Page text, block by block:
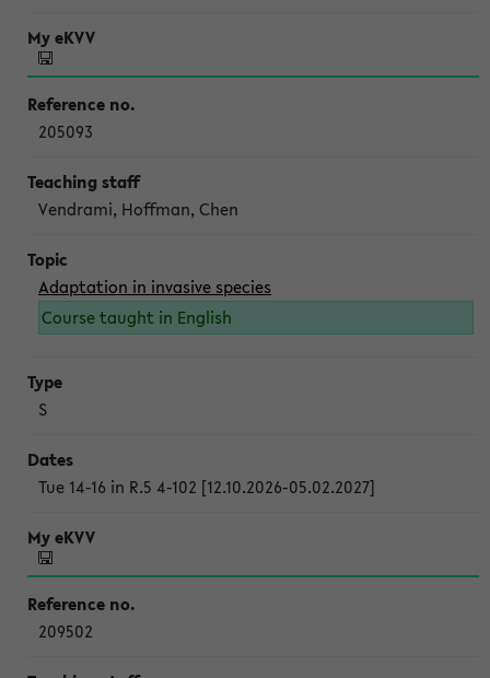
205093
Vendrami, Hoffman, Chen
Adaptation in invasive species
Course taught in English
S
Tue 14-16 in R.5 4-102 [12.10.2026-05.02.2027]
209502